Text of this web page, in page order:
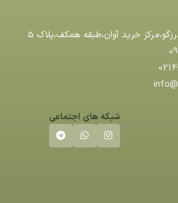
خريد آوان،طبقه همكف،پلاك 5
شبکه های اجتماعی